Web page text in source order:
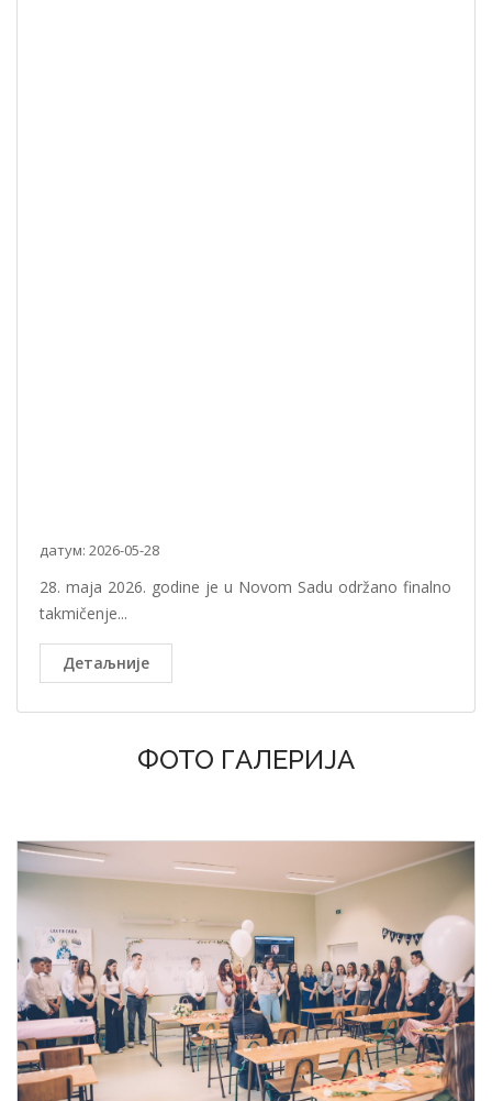
датум: 2026-05-28
28. maja 2026. godine je u Novom Sadu održano finalno
takmičenje...
Детаљније
ФОТО ГАЛЕРИЈА